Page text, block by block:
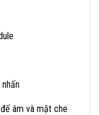
âm và mặt che